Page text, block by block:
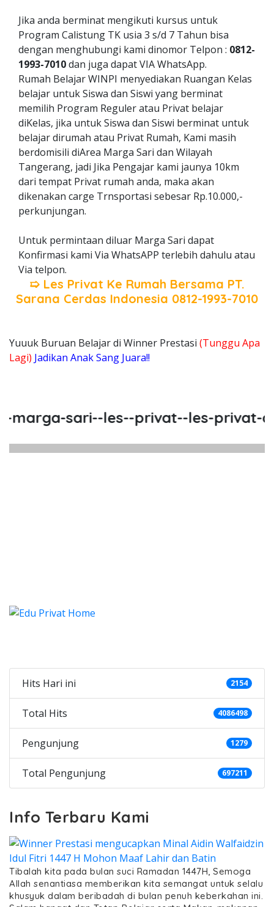
Jika anda berminat mengikuti kursus untuk
Program Calistung TK usia 3 s/d 7 Tahun bisa
dengan menghubungi kami dinomor Telpon : 0812-
1993-7010dan juga dapat VIA WhatsApp.
Rumah Belajar WINPI menyediakan Ruangan Kelas
belajar untuk Siswa dan Siswi yang berminat
memilih Program Reguler atau Privat belajar
diKelas, jika untuk Siswa dan Siswi berminat untuk
belajar dirumah atau Privat Rumah, Kami masih
berdomisili diArea Marga Sari dan Wilayah
Tangerang, jadi Jika Pengajar kami jaunya 10km
dari tempat Privat rumah anda, maka akan
dikenakan carge Trnsportasi sebesar Rp.10.000,-
perkunjungan.
Untuk permintaan diluar Marga Sari dapat
Konfirmasi kami Via WhatsAPP terlebih dahulu atau
Via telpon.
➯ Les Privat Ke Rumah Bersama PT.
Sarana Cerdas Indonesia 0812-1993-7010
Yuuuk Buruan Belajar di Winner Prestasi (Tunggu Apa
Lagi) Jadikan Anak Sang Juara!!
sari--les--privat--les-privat-
Hits Hari ini 2154
Total Hits 4086498
Pengunjung 1279
Total Pengunjung 697211
Info Terbaru Kami
Tibalah kita pada bulan suci Ramadan 1447H, Semoga
Allah senantiasa memberikan kita semangat untuk selalu
khusyuk dalam beribadah di bulan penuh keberkahan ini.